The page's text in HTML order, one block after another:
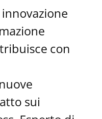
con
sui